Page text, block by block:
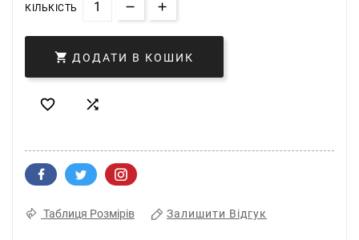
КІЛЬКІСТЬ
 ДОДАТИ В КОШИК
 
Таблиця Розмірів Залишити Відгук